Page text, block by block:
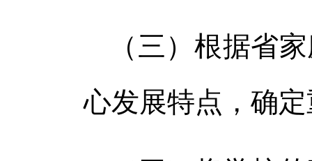
（三）根据省
心发展特点，确